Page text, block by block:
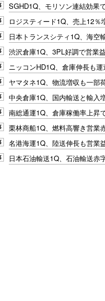
SGHD1Q、モリソン連結効果
ロジスティード1Q、売上12％
日本トランスシティ1Q、海空
渋沢倉庫1Q、3PL好調で営業
ニッコンHD1Q、倉庫伸長も運
ヤマタネ1Q、物流増収も一部
中央倉庫1Q、国内輸送と輸入
南総通運1Q、倉庫稼働率上昇
栗林商船1Q、燃料高響き営業
名港海運1Q、陸送伸長も営業
日本石油輸送1Q、石油輸送赤